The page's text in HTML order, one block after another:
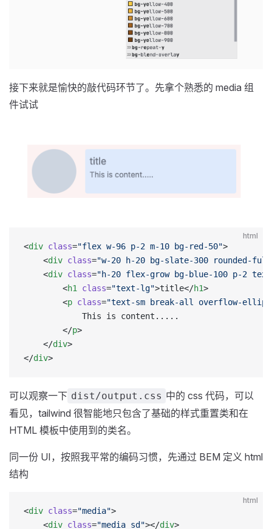
接下来就是愉快的敲代码环节了。先拿个熟悉的 media 组
件试试
html
<div class="flex w-96 p-2 m-10 bg-red-50">
    <
div class="w-20 h-20 bg-slate-300 rounded-
    <
div class="h-20 flex-grow bg-blue-100 p-2
        <
h1 class="text-lg">title</h1>
        <
p class="text-sm break-all overflow-
            This is content.....
        </
p>
    </
div>
</div>
可以观察一下 dist/output.css 中的 css 代码，可以
看见，tailwind 很智能地只包含了基础的样式重置类和在
HTML 模板中使用到的类名。
同一份 UI，按照我平常的编码习惯，先通过 BEM 定义 html
结构
html
<div class="media">
    <
div class="media_sd"></div>